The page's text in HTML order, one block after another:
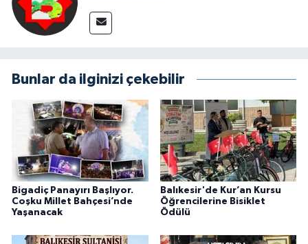
Bunlar da ilginizi çekebilir
Bigadiç Panayırı Başlıyor.
Coşku Millet Bahçesi’nde
Yaşanacak
Balıkesir'de Kur’an Kursu
Öğrencilerine Bisiklet
Ödülü